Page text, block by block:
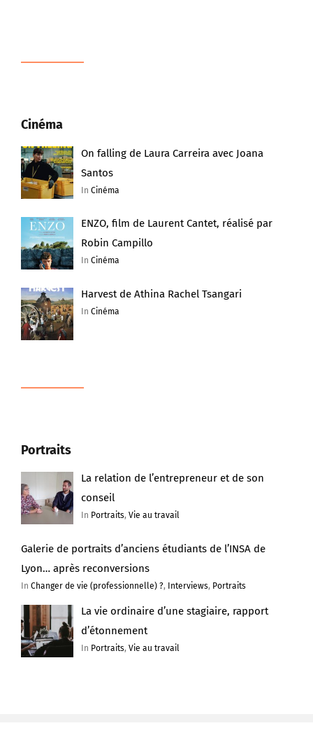
Cinéma
On falling de Laura Carreira avec Joana
Santos
InCinéma
ENZO, film de Laurent Cantet, réalisé par
Robin Campillo
InCinéma
Harvest de Athina Rachel Tsangari
InCinéma
Portraits
La relation de l’entrepreneur et de son
conseil
In Portraits,Vie au travail
Galerie de portraits d’anciens étudiants de l’INSA de
Lyon… après reconversions
In Changer de vie (professionnelle) ?, Interviews, Portraits
La vie ordinaire d’une stagiaire, rapport
d’étonnement
In Portraits,Vie au travail